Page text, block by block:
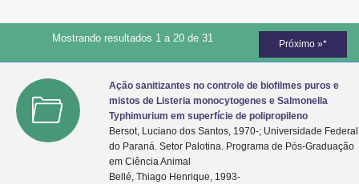
Mostrando resultados 1 a 20 de 31 Próximo »*
Ação sanitizantes no controle de biofilmes puros e
mistos de Listeria monocytogenes e Salmonella
Typhimurium em superfície de polipropileno
Bersot, Luciano dos Santos, 1970-; Universidade Federal
do Paraná. Setor Palotina. Programa de Pós-Graduação
em Ciência Animal
Bellé, Thiago Henrique, 1993-